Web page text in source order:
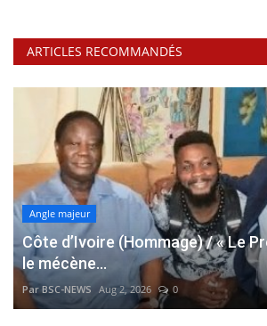
ARTICLES RECOMMANDÉS
Angle majeur
Côte d’Ivoire (Hommage) / « Le
le mécène...
Par BSC-NEWS Aug 2, 2026 0